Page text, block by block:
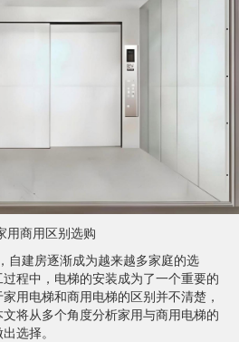
用商用区别选购
自建房逐渐成为越来越多家庭的选
程中，电梯的安装成为了一个重要的
用电梯和商用电梯的区别并不清楚，
将从多个角度分析家用与商用电梯的
选择。